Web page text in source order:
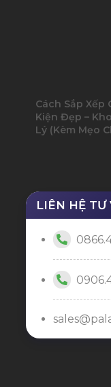
Cách Sắp Xếp
Kiện Đẹp –
Lý (Kèm Mẹo
LIÊN HỆ TƯ